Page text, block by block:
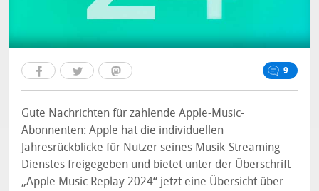
9
Gute Nachrichten für zahlende Apple-Music-
Abonnenten: Apple hat die individuellen
Jahresrückblicke für Nutzer seines Musik-Streaming-
Dienstes freigegeben und bietet unter der Überschrift
„Apple Music Replay 2024“ jetzt eine Übersicht über